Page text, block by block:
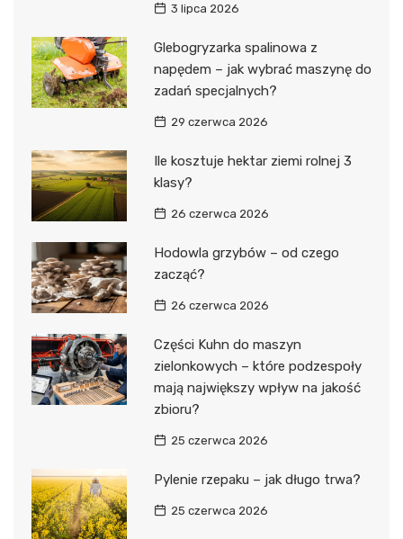
3 lipca 2026
Glebogryzarka spalinowa z
napędem – jak wybrać maszynę do
zadań specjalnych?
29 czerwca 2026
Ile kosztuje hektar ziemi rolnej 3
klasy?
26 czerwca 2026
Hodowla grzybów – od czego
zacząć?
26 czerwca 2026
Części Kuhn do maszyn
zielonkowych – które podzespoły
mają największy wpływ na jakość
zbioru?
25 czerwca 2026
Pylenie rzepaku – jak długo trwa?
25 czerwca 2026